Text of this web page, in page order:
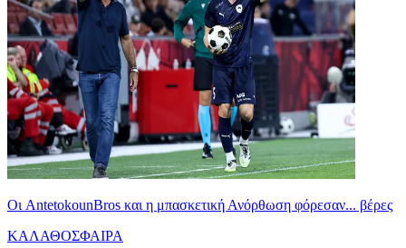
Oι AntetokounBros και η μπασκετική Ανόρθωση φόρεσαν... βέρες
ΚΑΛΑΘΟΣΦΑΙΡΑ